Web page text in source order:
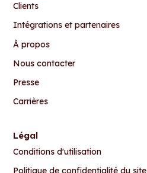
Clients
Intégrations et partenaires
À propos
Nous contacter
Presse
Carrières
Légal
Conditions d'utilisation
Politique de confidentialité du site